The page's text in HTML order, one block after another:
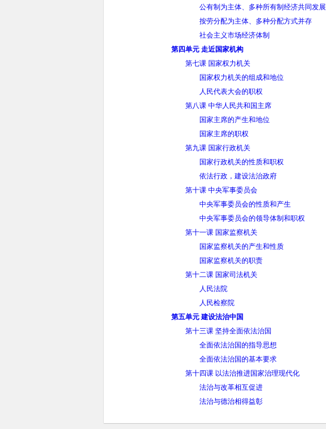
公有制为主体、多种所有制经济共同发展
按劳分配为主体、多种分配方式并存
社会主义市场经济体制
第四单元 走近国家机构
第七课 国家权力机关
国家权力机关的组成和地位
人民代表大会的职权
第八课 中华人民共和国主席
国家主席的产生和地位
国家主席的职权
第九课 国家行政机关
国家行政机关的性质和职权
依法行政，建设法治政府
第十课 中央军事委员会
中央军事委员会的性质和产生
中央军事委员会的领导体制和职权
第十一课 国家监察机关
国家监察机关的产生和性质
国家监察机关的职责
第十二课 国家司法机关
人民法院
人民检察院
第五单元 建设法治中国
第十三课 坚持全面依法治国
全面依法治国的指导思想
全面依法治国的基本要求
第十四课 以法治推进国家治理现代化
法治与改革相互促进
法治与德治相得益彰